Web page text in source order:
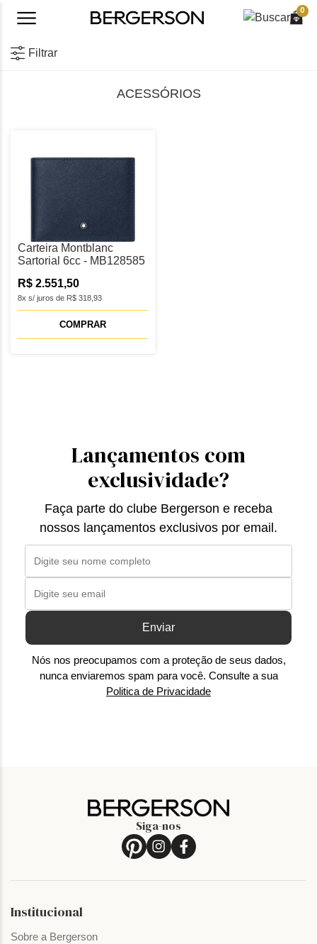
0
Filtrar
ACESSÓRIOS
Carteira Montblanc
Sartorial 6cc - MB128585
8x s/ juros de R$ 318,93
R$ 2.551,50
COMPRAR
Lançamentos com
exclusividade?
Faça parte do clube Bergerson e receba
nossos lançamentos exclusivos por email.
Enviar
Nós nos preocupamos com a proteção de seus dados,
nunca enviaremos spam para você. Consulte a sua
Politica de Privacidade
Siga-nos
Institucional
Sobre a Bergerson